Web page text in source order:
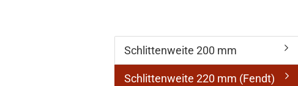
Schlittenweite 200 mm
Schlittenweite 220 mm (Fendt)